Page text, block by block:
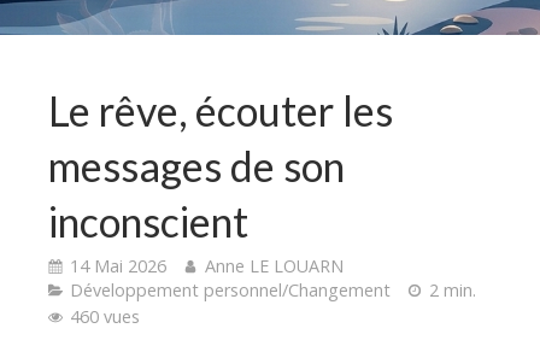
Le rêve, écouter les
messages de son
inconscient
14 Mai 2026
Anne LE LOUARN
Développement personnel/Changement
2 min.
460 vues